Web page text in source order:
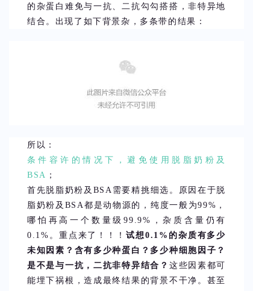
的杂蛋白难免与一抗、二抗勾勾搭搭，非特异地
结合。出现了如下背景杂，多条带的结果：
所以：
条件容许的情况下，避免使用脱脂奶粉及
BSA ；
首先脱脂奶粉及BSA需要精挑细选。原因在于脱
脂奶粉及BSA都是动物源的，纯度一般为99%，
哪怕再高一个数量级99.9%，杂质含量仍有
0.1%。重点来了！！！试想0.1%的杂质有多少
未知因素？含有多少种蛋白？多少种细胞因子？
是不是与一抗，二抗非特异结合？ 这些因素都可
能埋下祸根，造成最终结果的背景不干净。甚至